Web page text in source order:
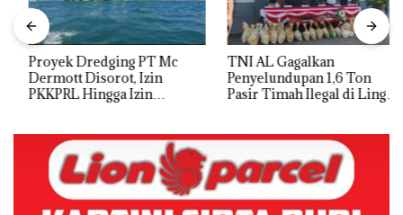
Proyek Dredging PT Mc
Dermott Disorot, Izin
PKKPRL Hingga Izin
TNI AL Gagalkan
Penyelundupan 1,6 Ton
Pasir Timah Ilegal di Lingga,
Diselundupkan ke Malaysia